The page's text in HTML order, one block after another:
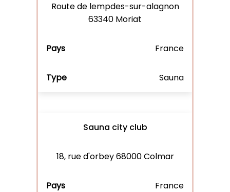
Route de lempdes-sur-alagnon
63340 Moriat
France
Sauna
Sauna city club
18, rue d'orbey 68000 Colmar
France